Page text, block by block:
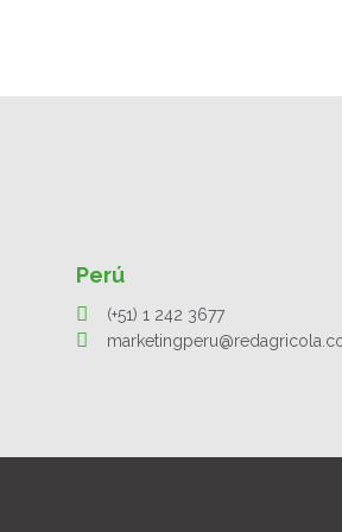
Perú
(+51) 1 242 3677